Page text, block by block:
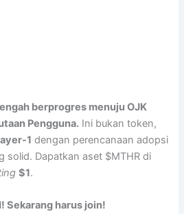
berprogres menuju OJK
Pengguna. Ini bukan token,
1 dengan perencanaan adopsi
solid. Dapatkan aset $MTHR di
$1.
Sekarang harus join!